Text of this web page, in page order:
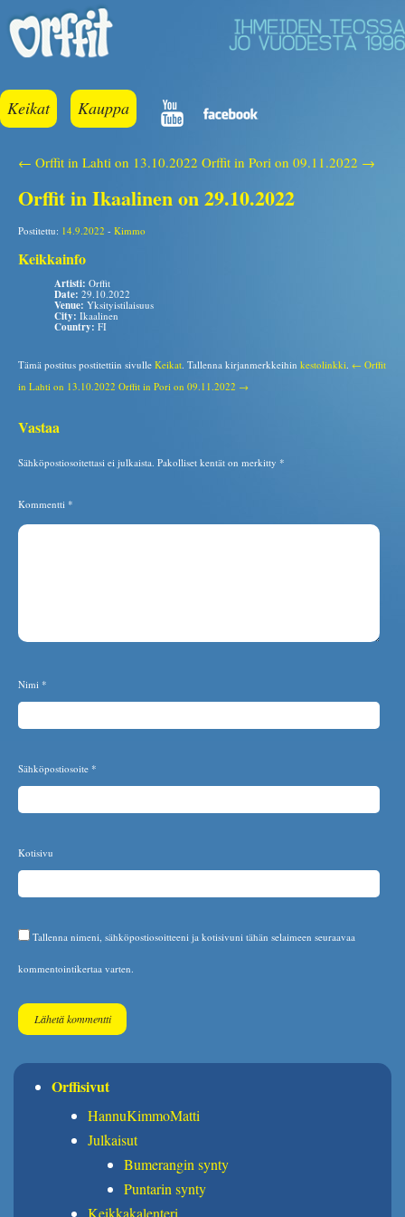
Keikat Kauppa
← Orffit in Lahti on 13.10.2022 Orffit in Pori on 09.11.2022 →
Orffit in Ikaalinen on 29.10.2022
Postitettu: 14.9.2022 - Kimmo
Keikkainfo
Artisti: Orffit
Date: 29.10.2022
Venue: Yksityistilaisuus
City: Ikaalinen
Country: FI
Tämä postitus postitettiin sivulle Keikat . Tallenna kirjanmerkkeihin kestolinkki ← Orffit
in Lahti on 13.10.2022 Orffit in Pori on 09.11.2022 →
Vastaa
Sähköpostiosoitettasi ei julkaista. Pakolliset kentät on merkitty *
Kommentti *
Nimi *
Sähköpostiosoite *
Kotisivu
Tallenna nimeni, sähköpostiosoitteeni ja kotisivuni tähän selaimeen seuraavaa
kommentointikertaa varten.
Orffisivut
HannuKimmoMatti
Julkaisut
Bumerangin synty
Puntarin synty
Keikkakalenteri